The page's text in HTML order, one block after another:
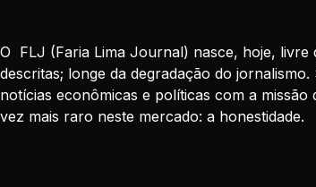
O FLJ (Faria Lima Journal) nasce, hoje, livre
descritas; longe da degradação do
notícias econômicas e políticas com a
vez mais raro neste mercado: a honestidade.